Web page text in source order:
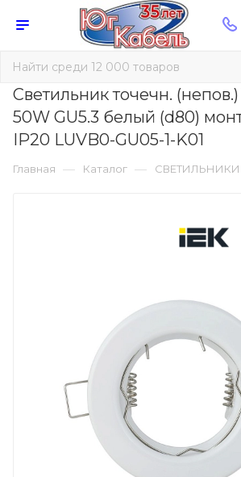
Светильник точечн.
50W GU5.3 белый (d80)
IP20 LUVB0-GU05-1-K01
Главная — Каталог —